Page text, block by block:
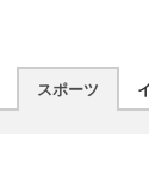
スポーツ